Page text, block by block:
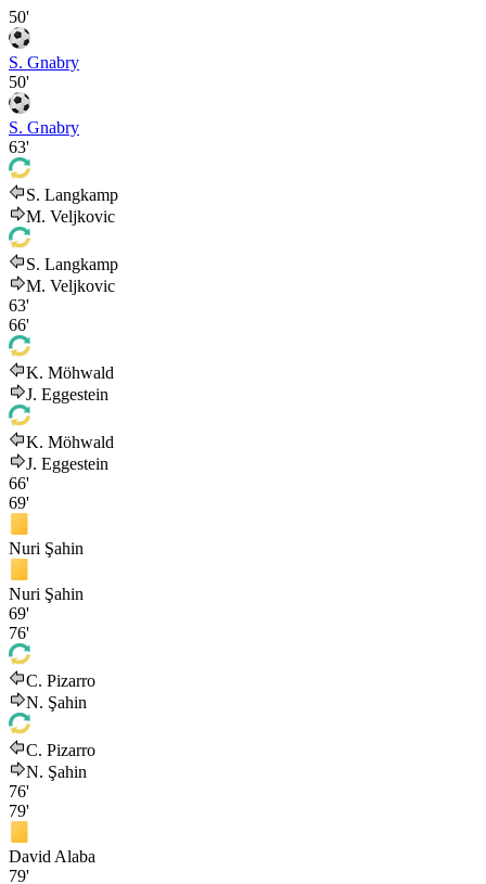
50'
S. Gnabry
50'
S. Gnabry
63'
S. Langkamp
M. Veljkovic
S. Langkamp
M. Veljkovic
63'
66'
K. Möhwald
J. Eggestein
K. Möhwald
J. Eggestein
66'
69'
Nuri Şahin
Nuri Şahin
69'
76'
C. Pizarro
N. Şahin
C. Pizarro
N. Şahin
76'
79'
David Alaba
79'